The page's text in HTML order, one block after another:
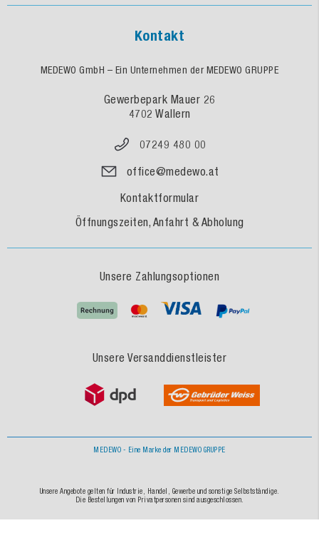
Kontakt
MEDEWO GmbH – Ein Unternehmen der MEDEWO GRUPPE
Gewerbepark Mauer 26
4702 Wallern
07249 480 00
office@medewo.at
Kontaktformular
Öffnungszeiten, Anfahrt & Abholung
Unsere Zahlungsoptionen
Unsere Versanddienstleister
MEDEWO - Eine Marke der MEDEWO GRUPPE
Unsere Angebote gelten für Industrie, Handel, Gewerbe und sonstige Selbstständige.
Die Bestellungen von Privatpersonen sind ausgeschlossen.